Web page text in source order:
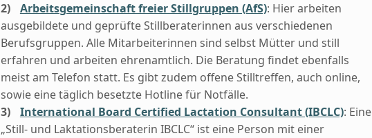
Arbeitsgemeinschaft freier Stillgruppen (AfS): Hier arbeiten
ausgebildete und geprüfte Stillberaterinnen aus verschiedenen
Berufsgruppen. Alle Mitarbeiterinnen sind selbst Mütter und still
erfahren und arbeiten ehrenamtlich. Die Beratung findet ebenfalls
meist am Telefon statt. Es gibt zudem offene Stilltreffen, auch online,
sowie eine täglich besetzte Hotline für Notfälle.
International Board Certified Lactation Consultant (IBCLC): Eine
„Still- und Laktationsberaterin IBCLC“ ist eine Person mit einer